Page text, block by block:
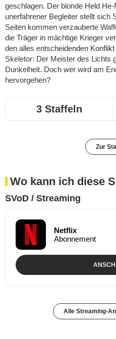
geschlagen. Der blonde Held
unerfahrener Begleiter stellt sich
Seiten kommen verzauberte
die Träger in mächtige Krieger
den alles entscheidenden
Skeletor: Der Meister des Lichts
Dunkelheit. Doch wer wird am
hervorgehen?
3 Staffeln
Zur
Wo kann ich diese
SVoD / Streaming
Netflix
Abonnement
Alle Streaming-